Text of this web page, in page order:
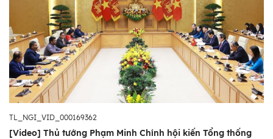
TL_NGI_VID_000169362
[Video] Thủ tướng Phạm Minh Chính hội kiến Tổng thống